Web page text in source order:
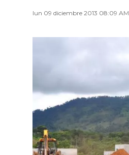
lun 09 diciembre 2013 08:09 AM